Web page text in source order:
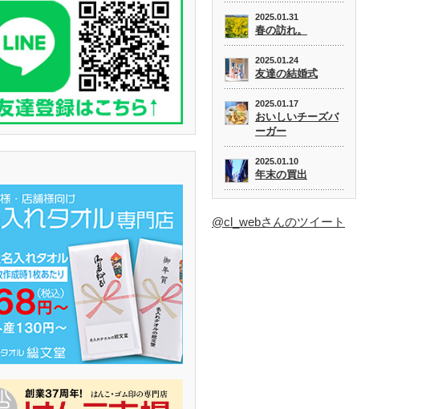
2025.01.31
春の訪れ。
2025.01.24
友達の結婚式
2025.01.17
おいしいチーズバ
ーガー
2025.01.10
年末の買出
@cl_webさんのツイート